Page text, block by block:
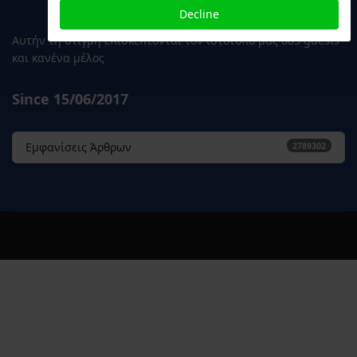
Αυτήν τη στιγμή επισκέπτονται τον ιστότοπό μας 885 guests
και κανένα μέλος
Since 15/06/2017
Εμφανίσεις Άρθρων 2789302
Decline